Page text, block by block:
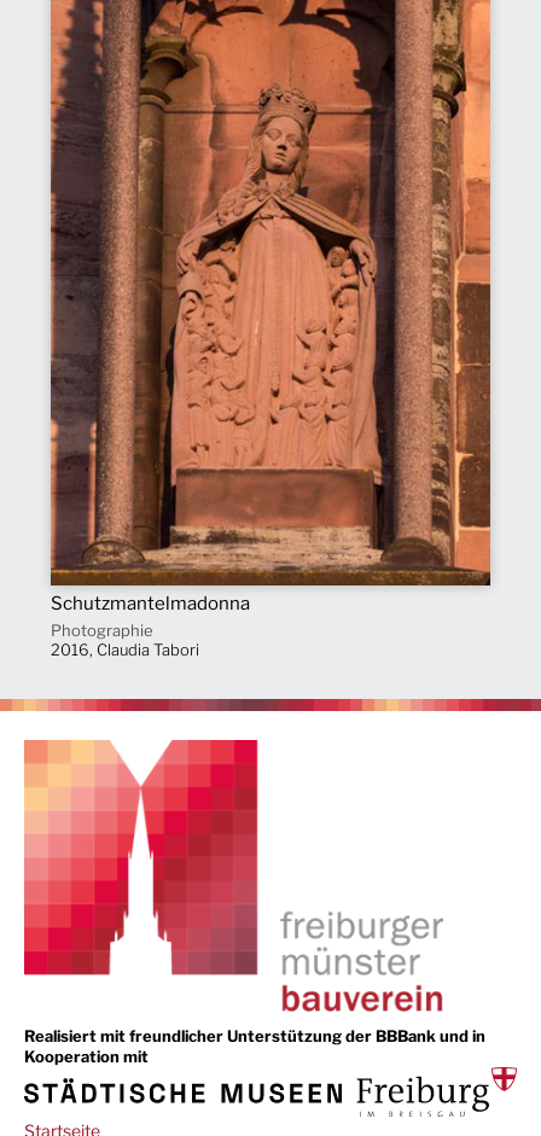
Schutzmantelmadonna
Photographie
2016, Claudia Tabori
Realisiert mit freundlicher Unterstützung der BBBank und in
Kooperation mit
Main
Startseite